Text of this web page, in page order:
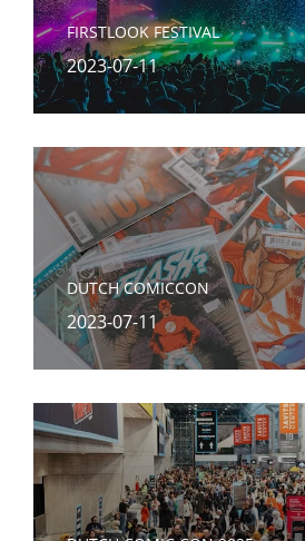
FIRSTLOOK FESTIVAL
2023-07-11
DUTCH COMICCON
2023-07-11